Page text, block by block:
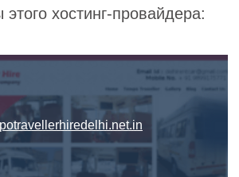
хостинг-провайдера: